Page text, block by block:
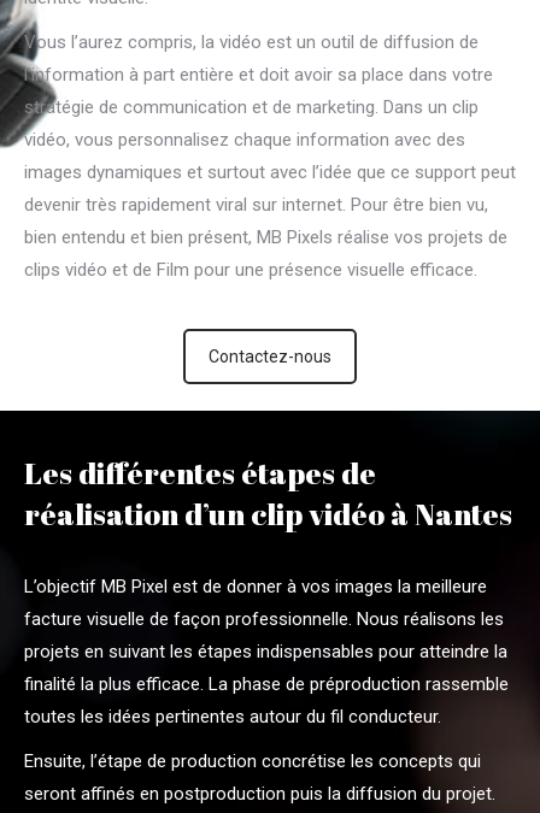
Vous l’aurez compris, la vidéo est un outil de diffusion de
l’information à part entière et doit avoir sa place dans votre
stratégie de communication et de marketing. Dans un clip
vidéo, vous personnalisez chaque information avec des
images dynamiques et surtout avec l’idée que ce support peut
devenir très rapidement viral sur internet. Pour être bien vu,
bien entendu et bien présent, MB Pixels réalise vos projets de
clips vidéo et de Film pour une présence visuelle efficace.
Contactez-nous
Les différentes étapes de
réalisation d’un clip vidéo à Nantes
L’objectif MB Pixel est de donner à vos images la meilleure
facture visuelle de façon professionnelle. Nous réalisons les
projets en suivant les étapes indispensables pour atteindre la
finalité la plus efficace. La phase de préproduction rassemble
toutes les idées pertinentes autour du fil conducteur.
Ensuite, l’étape de production concrétise les concepts qui
seront affinés en postproduction puis la diffusion du projet.